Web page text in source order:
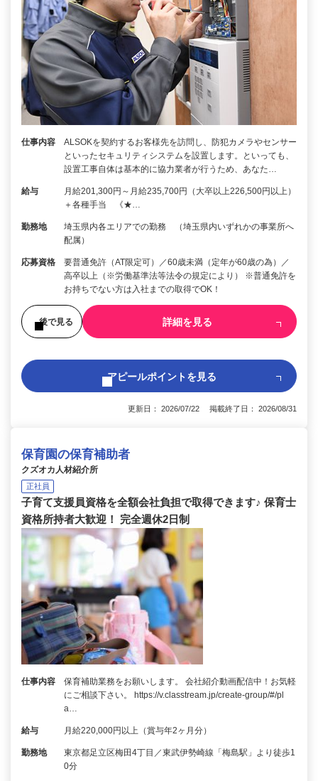
仕事内容
ALSOKを契約するお客様先を訪問し、防犯カメラやセンサー
といったセキュリティシステムを設置します。といっても、
設置工事自体は基本的に協力業者が行うため、あなた…
給与
月給201,300円～月給235,700円（大卒以上226,500円以上）
＋各種手当 《★…
勤務地
埼玉県内各エリアでの勤務 （埼玉県内いずれかの事業所へ
配属）
応募資格
要普通免許（AT限定可）／60歳未満（定年が60歳の為）／
高卒以上（※労働基準法等法令の規定により） ※普通免許を
お持ちでない方は入社までの取得でOK！
後で見る 詳細を見る
アピールポイントを見る
更新日： 2026/07/22 掲載終了日： 2026/08/31
保育園の保育補助者
クズオカ人材紹介所
正社員
子育て支援員資格を全額会社負担で取得できます♪ 保育士
資格所持者大歓迎！ 完全週休2日制
仕事内容
保育補助業務をお願いします。 会社紹介動画配信中！お気軽
にご相談下さい。 https://v.classtream.jp/create-group/#/pl
a…
給与 月給220,000円以上（賞与年2ヶ月分）
勤務地
東京都足立区梅田4丁目／東武伊勢崎線「梅島駅」より徒歩1
0分